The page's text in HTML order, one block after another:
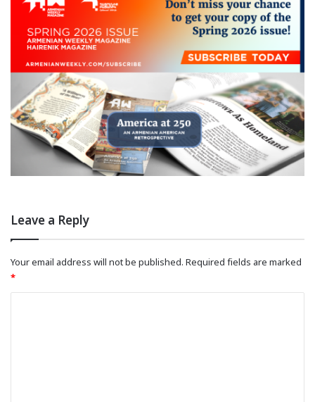
Leave a Reply
Your email address will not be published. Required fields are marked
*